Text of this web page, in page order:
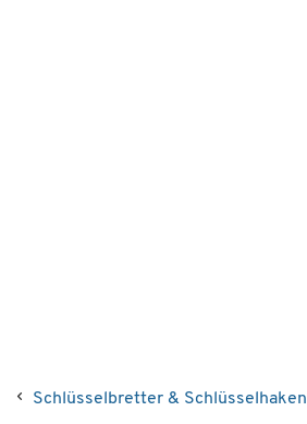
Schlüsselbretter & Schlüsselhaken